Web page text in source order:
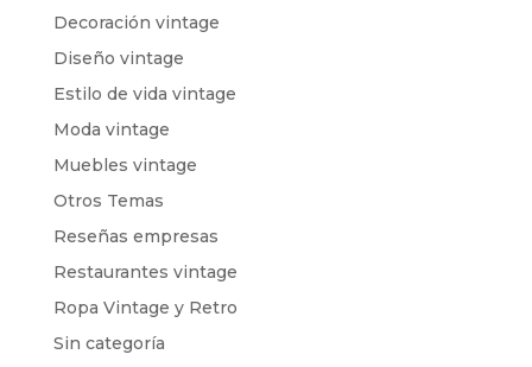
Decoración vintage
Diseño vintage
Estilo de vida vintage
Moda vintage
Muebles vintage
Otros Temas
Reseñas empresas
Restaurantes vintage
Ropa Vintage y Retro
Sin categoría